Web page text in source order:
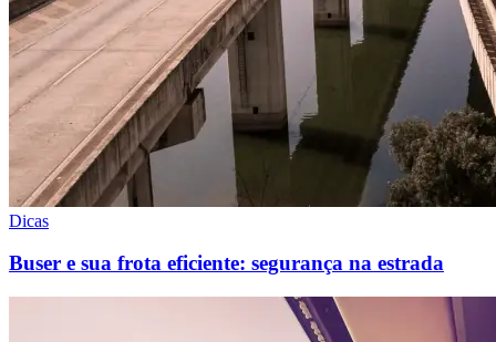
Dicas
Buser e sua frota eficiente: segurança na estrada